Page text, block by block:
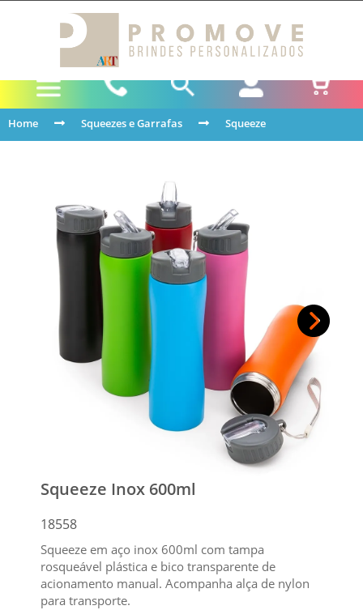
Home Squeezes e Garrafas Squeeze
Squeeze Inox 600ml
18558
Squeeze em aço inox 600ml com tampa
rosqueável plástica e bico transparente de
acionamento manual. Acompanha alça de nylon
para transporte.